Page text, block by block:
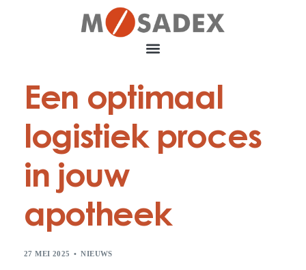
Een optimaal
logistiek proces
in jouw
apotheek
27 MEI 2025 NIEUWS